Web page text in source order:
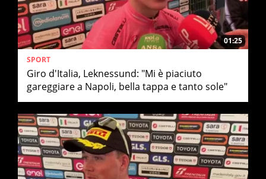
01:25
SPORT
Giro d'Italia, Leknessund: "Mi è piaciuto
gareggiare a Napoli, bella tappa e tanto sole"